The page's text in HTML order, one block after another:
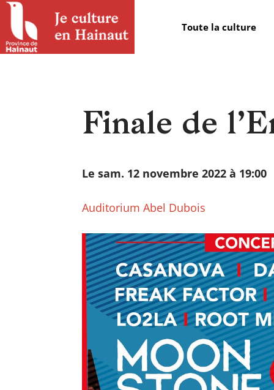
Panneau de gestion des cookies
Toute la culture
Finale de
Le sam. 12 novembre 2022 à 19:00
Auditorium Abel Dubois